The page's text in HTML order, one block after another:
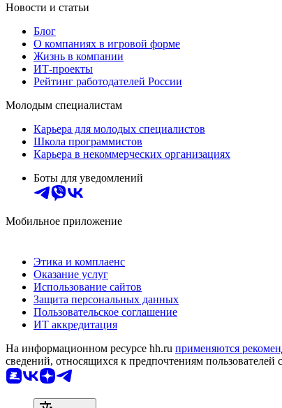
Новости и статьи
Блог
О компаниях в игровой форме
Жизнь в компании
ИТ-проекты
Рейтинг работодателей России
Молодым специалистам
Карьера для молодых специалистов
Школа программистов
Карьера в некоммерческих организациях
Боты для уведомлений
Мобильное приложение
Этика и комплаенс
Оказание услуг
Использование сайтов
Защита персональных данных
Пользовательское соглашение
ИТ аккредитация
На информационном ресурсе hh.ru применяются
сведений, относящихся к предпочтениям